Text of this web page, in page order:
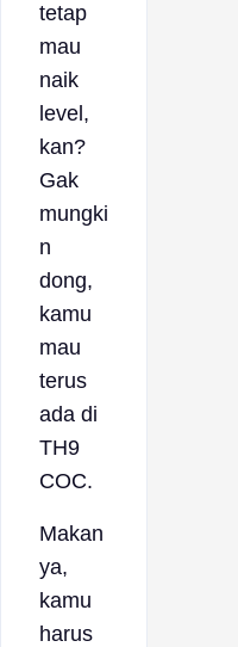
tetap
mau
naik
level,
kan?
Gak
mungki
n
dong,
kamu
mau
terus
ada di
TH9
COC.
Makan
ya,
kamu
harus